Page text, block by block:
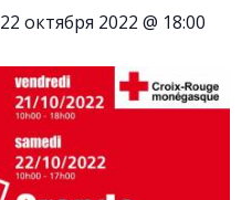
22 октября 2022 @ 18:00